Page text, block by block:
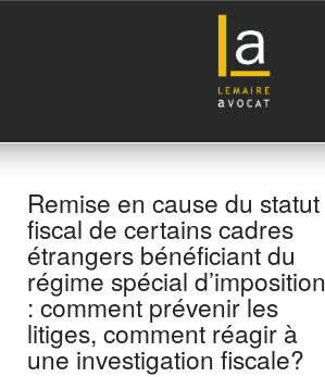
Remise en cause du statut
fiscal de certains cadres
étrangers bénéficiant du
régime spécial d’imposition
: comment prévenir les
litiges, comment réagir à
une investigation fiscale?